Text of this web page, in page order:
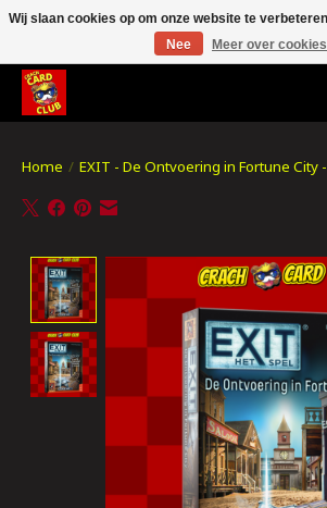
CRACH CARD CLUB , The best place to Geek out!
Home / EXIT - De Ontvoering in Fortune City
Product image slideshow
Wij slaan cookies op om onze website te
Nee
Meer over